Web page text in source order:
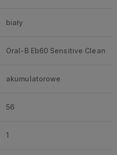
biały
Oral-B Eb60 Sensitive Clean
akumulatorowe
56
1